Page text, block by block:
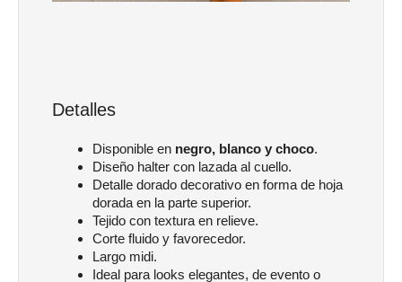
Detalles
Disponible en negro, blanco y choco.
Diseño halter con lazada al cuello.
Detalle dorado decorativo en forma de hoja
dorada en la parte superior.
Tejido con textura en relieve.
Corte fluido y favorecedor.
Largo midi.
Ideal para looks elegantes, de evento o